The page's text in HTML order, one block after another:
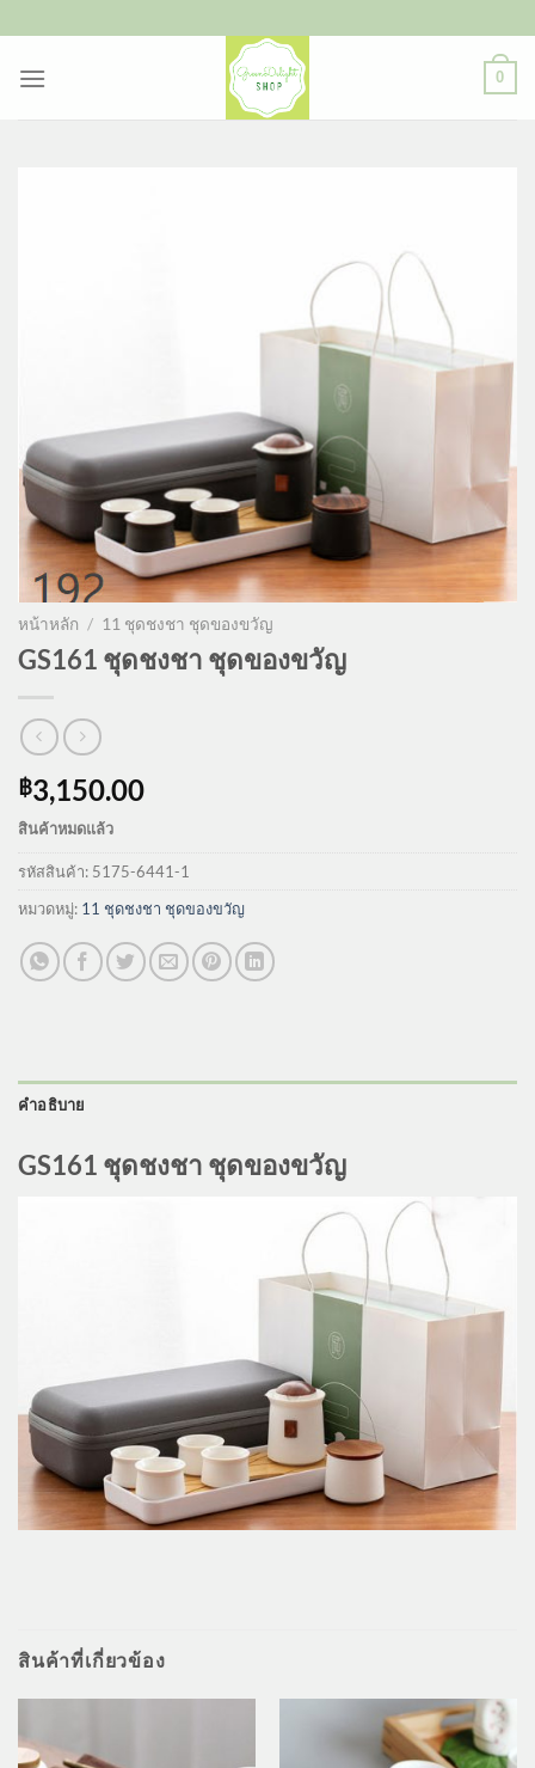
ไป
0
หน้าหลัก / 11 ชุดชงชา ชุดของขวัญ
GS161 ชุดชงชา ชุดของขวัญ
฿3,150.00
สินค้าหมดแล้ว
รหัสสินค้า: 5175-6441-1
หมวดหมู่: 11 ชุดชงชา ชุดของขวัญ
คำอธิบาย
GS161 ชุดชงชา ชุดของขวัญ
สินค้าที่เกี่ยวข้อง